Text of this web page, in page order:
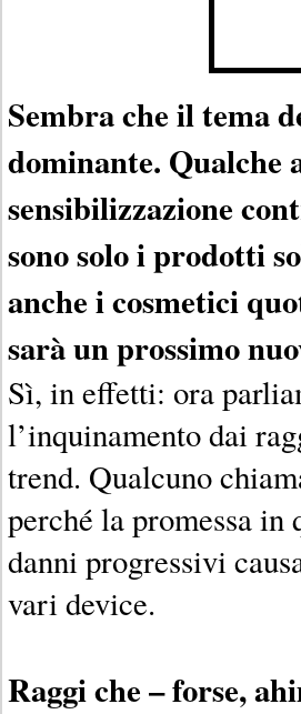
Sembra che il tema
dominante. Qualche
sensibilizzazione
sono solo i prodotti
anche i cosmetici
sarà un prossimo
Sì, in effetti: ora
l’inquinamento dai
trend. Qualcuno
perché la promessa in
danni progressivi
vari device.
Raggi che – forse,